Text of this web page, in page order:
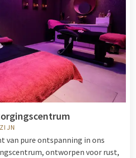
van pure ontspanning in ons
ontworpen voor rust,